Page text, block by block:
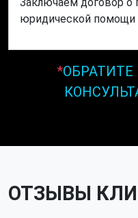
юридической помощи
*
ОТЗЫВЫ